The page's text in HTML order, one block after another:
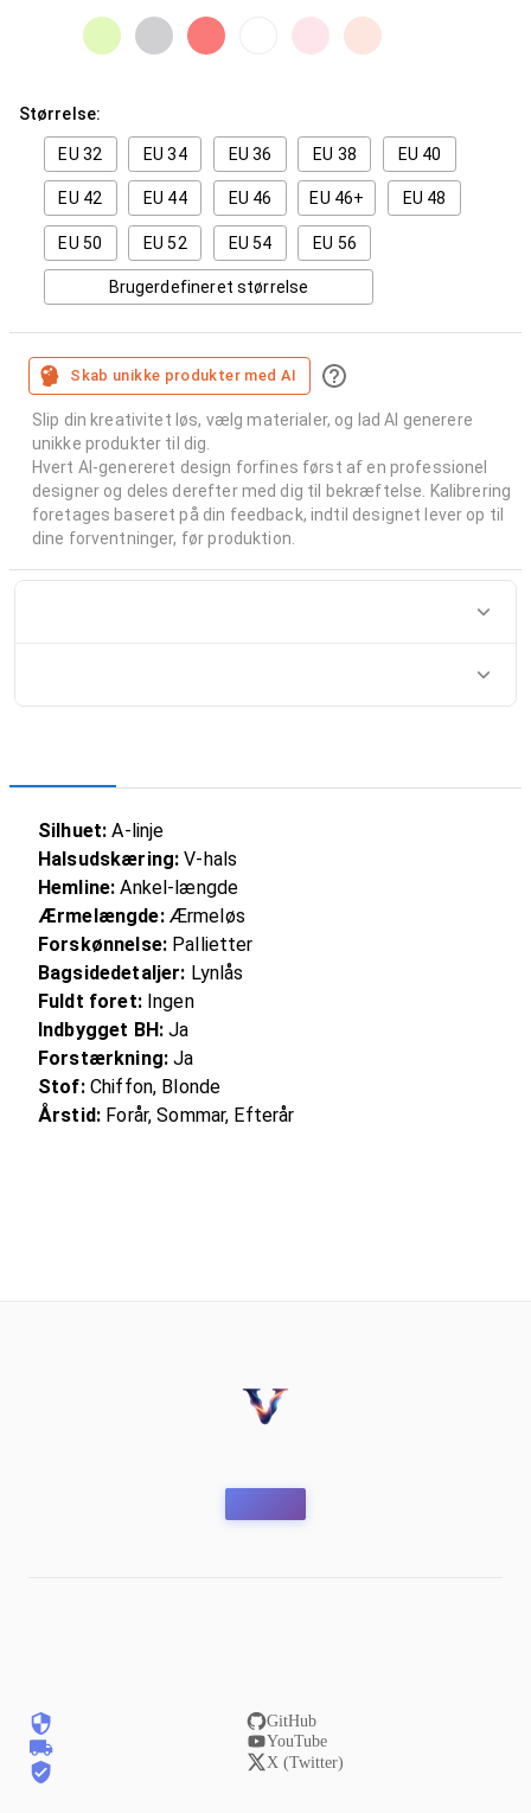
Størrelse:
EU 32 EU 34 EU 36 EU 38 EU 40
EU 42 EU 44 EU 46 EU 46+ EU 48
EU 50 EU 52 EU 54 EU 56
Brugerdefineret størrelse
Skab unikke produkter med AI
Slip din kreativitet løs, vælg materialer, og lad AI generere
unikke produkter til dig.
Hvert AI-genereret design forfines først af en professionel
designer og deles derefter med dig til bekræftelse. Kalibrering
foretages baseret på din feedback, indtil designet lever op til
dine forventninger, før produktion.
Silhuet: A-linje
Halsudskæring: V-hals
Hemline: Ankel-længde
Ærmelængde:Ærmeløs
Forskønnelse:Pallietter
Bagsidedetaljer: Lynlås
Fuldt foret:Ingen
Indbygget BH:Ja
Forstærkning:Ja
Stof:Chiffon, Blonde
Årstid: Forår, Sommar, Efterår
GitHub
YouTube
X (Twitter)